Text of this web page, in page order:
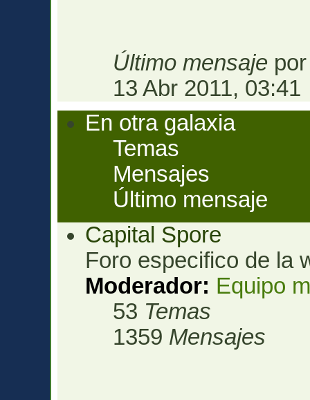
Último mensaje
13 Abr 2011, 03:41
En otra galaxia
Temas
Mensajes
Último mensaje
Capital Spore
Foro especifico de la
Moderador: Equipo
53 Temas
1359 Mensajes